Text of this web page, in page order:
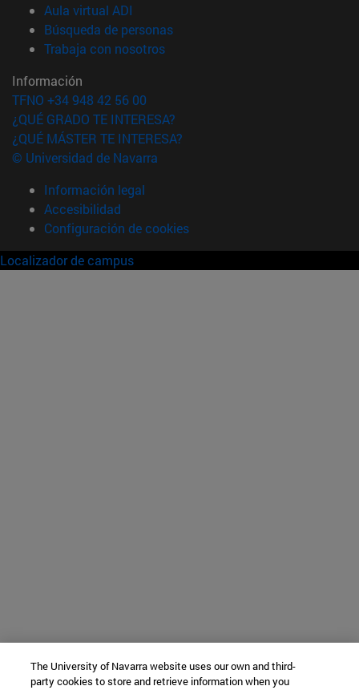
Aula virtual ADI
Búsqueda de personas(abre en nueva ventana)
Trabaja con nosotros(abre en nueva ventana)
Información
TFNO +34 948 42 56 00
¿QUÉ GRADO TE INTERESA?
¿QUÉ MÁSTER TE INTERESA?
© Universidad de Navarra
Información legal
Accesibilidad
Configuración de cookies
Localizador de campus
The University of Navarra website uses our own and third-
party cookies to store and retrieve information when you